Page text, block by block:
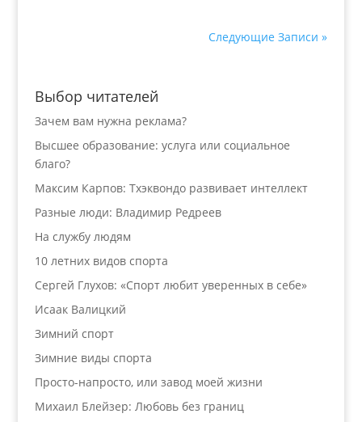
Следующие Записи »
Выбор читателей
Зачем вам нужна реклама?
Высшее образование: услуга или социальное
благо?
Максим Карпов: Тхэквондо развивает интеллект
Разные люди: Владимир Редреев
На службу людям
10 летних видов спорта
Сергей Глухов: «Спорт любит уверенных в себе»
Исаак Валицкий
Зимний спорт
Зимние виды спорта
Просто-напросто, или завод моей жизни
Михаил Блейзер: Любовь без границ